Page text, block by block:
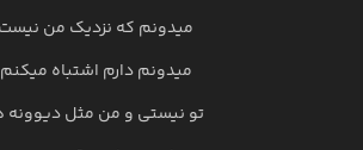
میدونم که نزدیک من نیست
میدونم دارم اشتباه میکنم
تو نیستی و من مثل دیوونه